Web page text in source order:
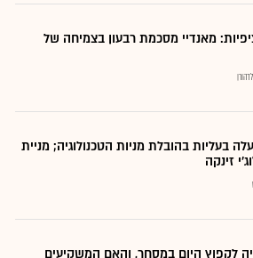
מאנדיי מסכמת רבעון בצמיחה של
בעליות בהובלת מניות הטכנולוגיה; מניית
זינקה
לקפוץ היום במסחר, והאם המשקיעים